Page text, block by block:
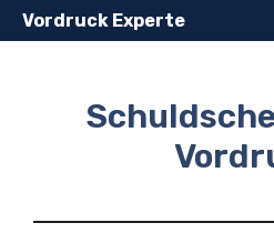
Zum
Inhalt
Vordruck Experte